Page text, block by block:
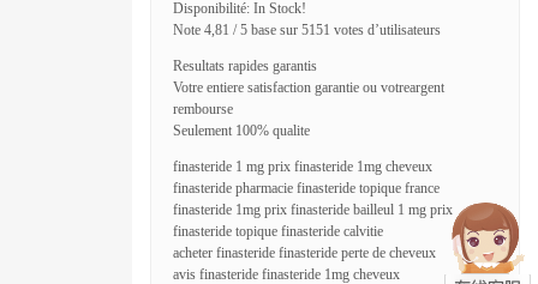
Disponibilité: In Stock!
Note 4,81 / 5 base sur 5151 votes d’utilisateurs
Resultats rapides garantis
Votre entiere satisfaction garantie ou votreargent
rembourse
Seulement 100% qualite
finasteride 1 mg prix finasteride 1mg cheveux
finasteride pharmacie finasteride topique france
finasteride 1mg prix finasteride bailleul 1 mg prix
finasteride topique finasteride calvitie
acheter finasteride finasteride perte de cheveux
avis finasteride finasteride 1mg cheveux